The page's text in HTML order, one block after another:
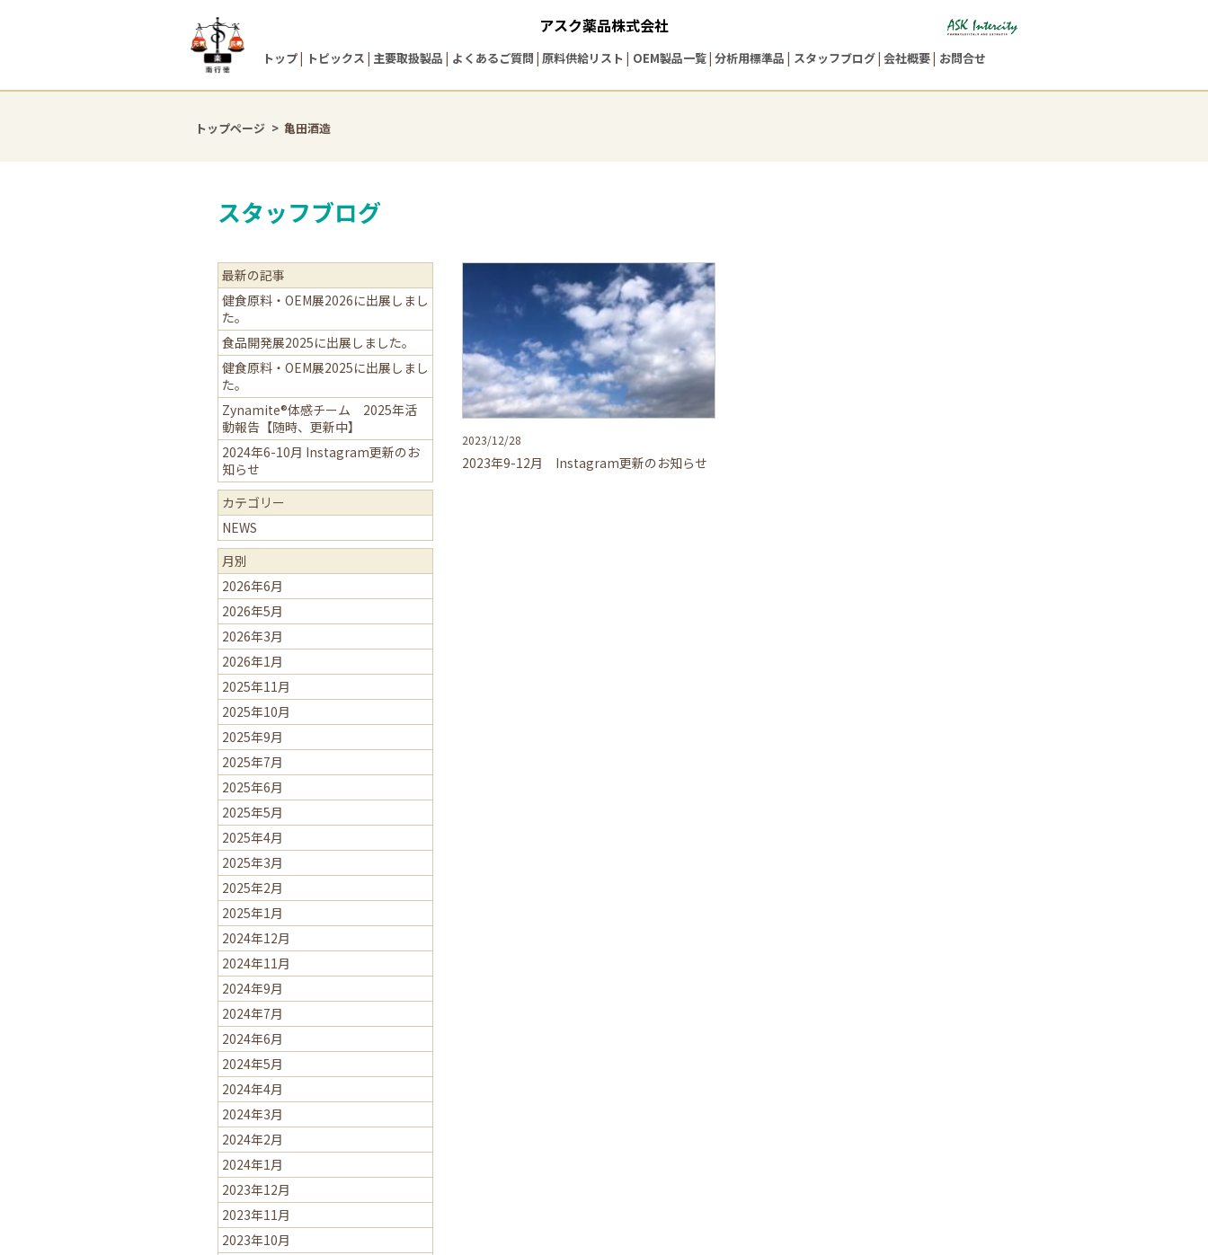
アスク薬品株式会社
トップ トピックス 主要取扱製品 よくあるご質問 原料供給リスト OEM製品一覧 分析用標準品 スタッフブログ 会社概要 お問合せ
トップページ 亀田酒造
スタッフブログ
2023/12/28
2023年9-12月 Instagram更新のお知らせ
最新の記事
健食原料・OEM展2026に出展しまし
た。
食品開発展2025に出展しました。
健食原料・OEM展2025に出展しまし
た。
Zynamite®体感チーム 2025年活
動報告【随時、更新中】
2024年6-10月 Instagram更新のお
知らせ
カテゴリー
NEWS
月別
2026年6月
2026年5月
2026年3月
2026年1月
2025年11月
2025年10月
2025年9月
2025年7月
2025年6月
2025年5月
2025年4月
2025年3月
2025年2月
2025年1月
2024年12月
2024年11月
2024年9月
2024年7月
2024年6月
2024年5月
2024年4月
2024年3月
2024年2月
2024年1月
2023年12月
2023年11月
2023年10月